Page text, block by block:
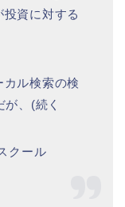
資に対する
ル検索の検
、(続く
クール